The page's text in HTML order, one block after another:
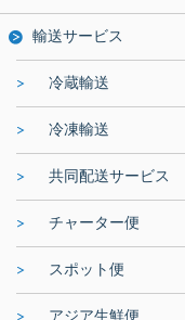
輸送サービス
冷蔵輸送
冷凍輸送
共同配送サービス
チャーター便
スポット便
アジア生鮮便